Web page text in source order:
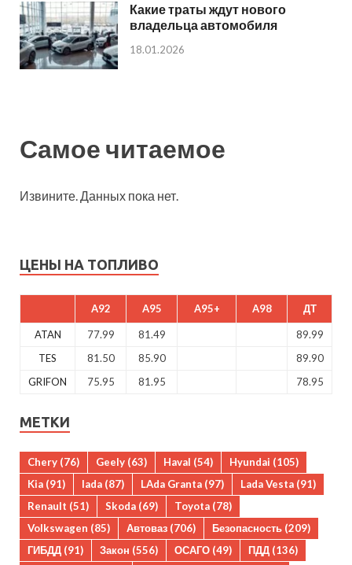
Какие траты ждут нового
владельца автомобиля
18.01.2026
Самое читаемое
Извините. Данных пока нет.
ЦЕНЫ НА ТОПЛИВО
A92 A95 A95+ A98 ДТ
ATAN 77.99 81.49
89.99
TES
81.50 85.90
89.90
GRIFON
75.95 81.95 78.95
МЕТКИ
Chery (76) Geely (63) Haval (54) Hyundai (105)
Kia (91) lada (87) LAda Granta (97) Lada Vesta (91)
Renault (51) Skoda (69) Toyota (78)
Volkswagen (85) Автоваз (706) Безопасность (209)
ГИБДД (91) Закон (556) ОСАГО (49) ПДД (136)